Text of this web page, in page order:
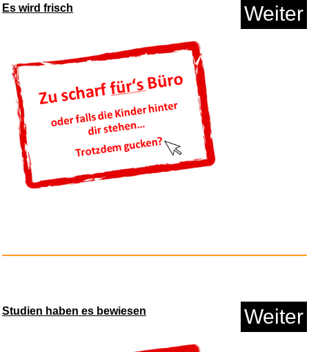
Es wird frisch Weiter
Studien haben es bewiesen Weiter